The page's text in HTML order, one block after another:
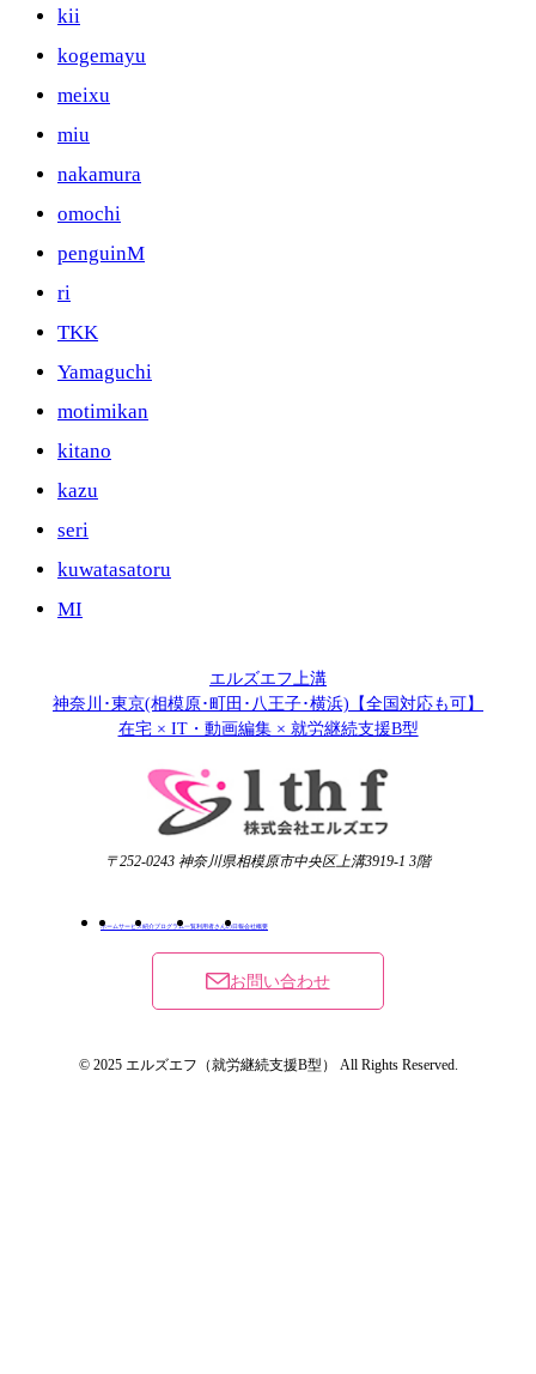
kii
kogemayu
meixu
miu
nakamura
omochi
penguinM
ri
TKK
Yamaguchi
motimikan
kitano
kazu
seri
kuwatasatoru
MI
エルズエフ上溝
神奈川･東京(相模原･町田･八王子･横浜)【全国対応も可】
在宅 × IT・動画編集 × 就労継続支援B型
〒252-0243 神奈川県相模原市中央区上溝3919-1 3階
ホームサービス紹介プログラム一覧 利用者さんの日報会社概要
お問い合わせ
© 2025 エルズエフ（就労継続支援B型） All Rights Reserved.